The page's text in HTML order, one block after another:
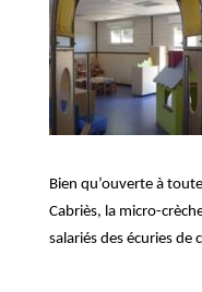
Bien qu’ouverte à
Cabriès, la micro-
salariés des écuries de